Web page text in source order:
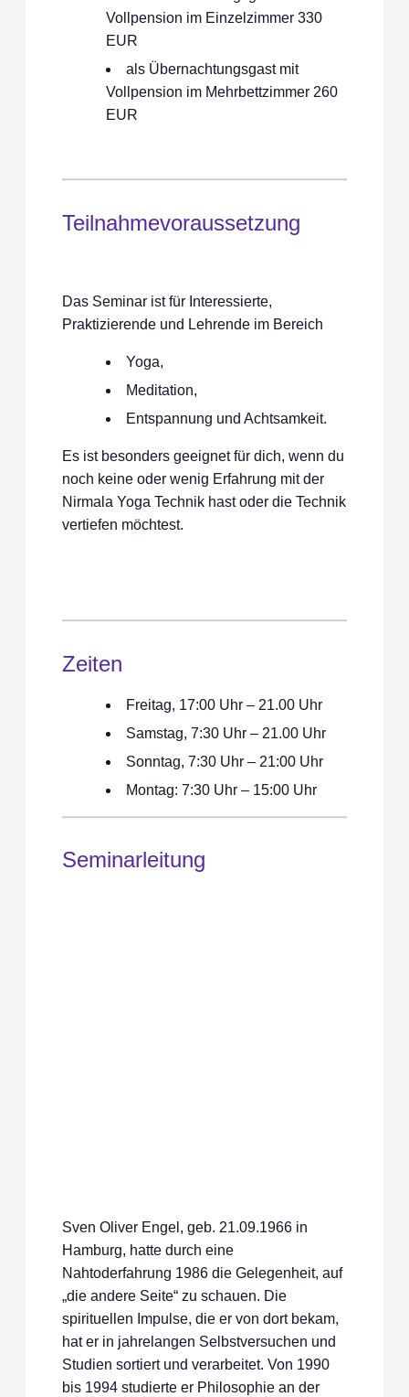
Vollpension im Einzelzimmer 330
EUR
als Übernachtungsgast mit
Vollpension im Mehrbettzimmer 260
EUR
Teilnahmevoraussetzung
Das Seminar ist für Interessierte,
Praktizierende und Lehrende im Bereich
Yoga,
Meditation,
Entspannung und Achtsamkeit.
Es ist besonders geeignet für dich, wenn du
noch keine oder wenig Erfahrung mit der
Nirmala Yoga Technik hast oder die Technik
vertiefen möchtest.
Zeiten
Freitag, 17:00 Uhr – 21.00 Uhr
Samstag, 7:30 Uhr – 21.00 Uhr
Sonntag, 7:30 Uhr – 21:00 Uhr
Montag: 7:30 Uhr – 15:00 Uhr
Seminarleitung
Sven Oliver Engel, geb. 21.09.1966 in
Hamburg, hatte durch eine
Nahtoderfahrung 1986 die Gelegenheit, auf
„die andere Seite“ zu schauen. Die
spirituellen Impulse, die er von dort bekam,
hat er in jahrelangen Selbstversuchen und
Studien sortiert und verarbeitet. Von 1990
bis 1994 studierte er Philosophie an der